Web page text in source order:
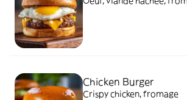
Chicken Burger
Crispy chicken, fromage